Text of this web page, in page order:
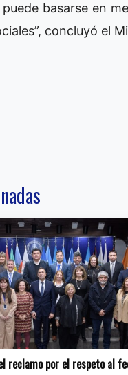
basarse en
concluyó el
reclamo por el respeto al